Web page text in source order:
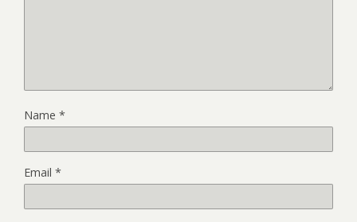
Name *
Email *